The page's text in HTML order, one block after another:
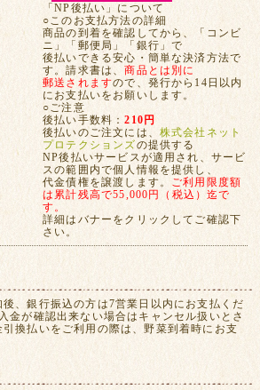
「NP後払い」について
○このお支払方法の詳細
商品の到着を確認してから、「コンビ
ニ」「郵便局」「銀行」で
後払いできる安心・簡単な決済方法で
す。請求書は、商品とは別に
郵送されますので、発行から14日以内
にお支払いをお願いします。
○ご注意
後払い手数料：210円
後払いのご注文には、 株式会社ネット
プロテクションズの提供する
NP後払いサービスが適用され、サービ
スの範囲内で個人情報を提供し、
代金債権を譲渡します。 ご利用限度額
は累計残高で55,000円（税込）迄で
す。
詳細はバナーをクリックしてご確認下
さい。
、銀行振込の方は7営業日以内にお支払くだ
金が確認出来ない場合はキャンセル扱いとさ
換払いをご利用の際は、野菜到着時にお支